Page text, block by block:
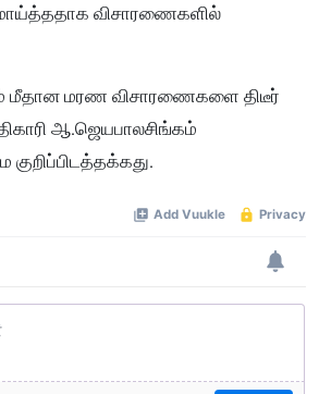
விசாரணைகளில்
மீதான மரண விசாரணைகளை திடீர்
ஆ.ஜெயபாலசிங்கம்